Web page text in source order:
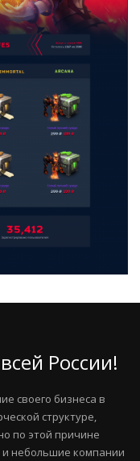
России!
своего бизнеса в
структуре,
по этой причине
и небольшие компании